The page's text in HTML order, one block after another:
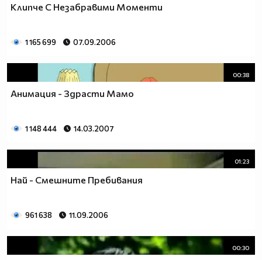
Клипче С Незабравими Моменти
1 165 699 07.09.2006
00:38
Анимация - Здрасти Мамо
1 148 444 14.03.2007
01:23
Най - Смешните Пребивания
961 638 11.09.2006
00:30